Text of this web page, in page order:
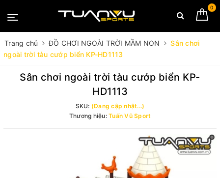
0
Trang chủ ĐỒ CHƠI NGOÀI TRỜI MẦM NON
Sân chơi
ngoài trời tàu cướp biển KP-HD1113
Sân chơi ngoài trời tàu cướp biển KP-
HD1113
SKU: (Đang cập nhật...)
Thương hiệu: Tuấn Vũ Sport